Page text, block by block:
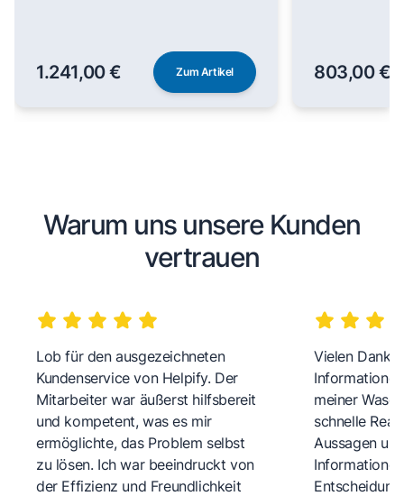
1.241,00 € Zum Artikel 803,00 €
Warum uns unsere Kunden
vertrauen
Lob für den ausgezeichneten
Kundenservice von Helpify. Der
Mitarbeiter war äußerst hilfsbereit
und kompetent, was es mir
ermöglichte, das Problem selbst
zu lösen. Ich war beeindruckt von
der Effizienz und Freundlichkeit
Vielen Dank
meiner
schnelle
Aussagen